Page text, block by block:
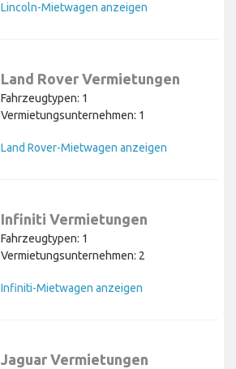
Lincoln-Mietwagen anzeigen
Land Rover Vermietungen
Fahrzeugtypen: 1
Vermietungsunternehmen: 1
Land Rover-Mietwagen anzeigen
Infiniti Vermietungen
Fahrzeugtypen: 1
Vermietungsunternehmen: 2
Infiniti-Mietwagen anzeigen
Jaguar Vermietungen